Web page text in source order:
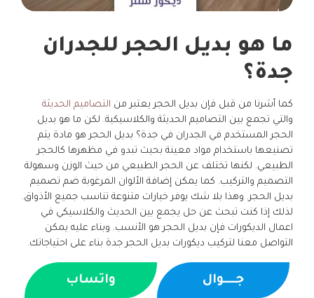
ما هو بديل الحجر للجدران
جدة؟
كما أشرنا من قبل فإن بديل الحجر يعتبر من التصاميم الحديثة
والتي تجمع بين التصاميم الحديثة والكلاسيكية. لكن ما هو بديل
الحجر المستخدم في الجدران في جدة؟ بديل الحجر هو مادة يتم
تصنيعها باستخدام مواد معينة بحيث تبدو في مظهرها كالحجر
الطبيعي. لكنها تختلف عن الحجر الطبيعي من حيث الوزن وسهولة
التصميم والتركيب. كما يمكن إضافة الألوان المرغوبة ضم تصميم
بديل الحجر. وهذا بلا شك يوفر خيارات متنوعة تناسب جميع الأذواق.
لذلك إذا كنت تبحث عن حل يجمع بين الحديث والكلاسيكي في
اعمال الديكورات فإن بديل الحجر هو الأنسب. وبناء عليه يمكن
التواصل معنا لتركيب ديكورات بديل الحجر جدة بناء على احتياجاتك.
جــــوال واتساب